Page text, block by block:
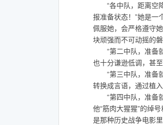
“各中队，距离空降
报准备状态！”她是一
佩服她，会严格遵守
块顽强而不可动摇的
“第二中队，准备就
也十分谦逊低调，甚
“第三中队，准备就
转换成言语，通过植
“第四中队，准备就
他“筋肉大猩猩”的绰
是那种历史战争电影